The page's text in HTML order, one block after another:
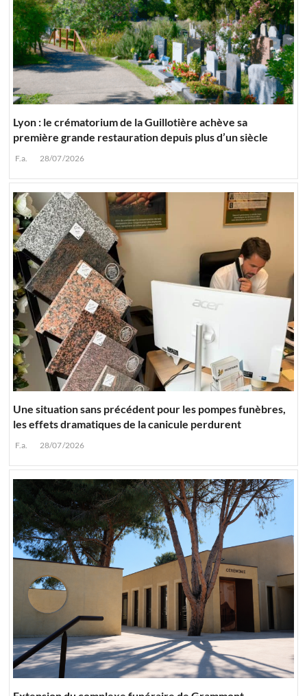
Lyon : le crématorium de la Guillotière achève sa
première grande restauration depuis plus d’un siècle
F.a. 28/07/2026
Une situation sans précédent pour les pompes funèbres,
les effets dramatiques de la canicule perdurent
F.a. 28/07/2026